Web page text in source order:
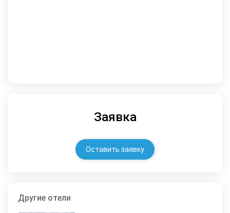
Заявка
Оставить заявку
Другие отели